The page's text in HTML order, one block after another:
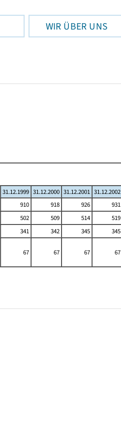
WIR ÜBER UNS
31.12.1999 31.12.2000 31.12.2001 31.12.2002
910 918 926 931
502 509 514 519
341 342 345 345
67 67 67 67